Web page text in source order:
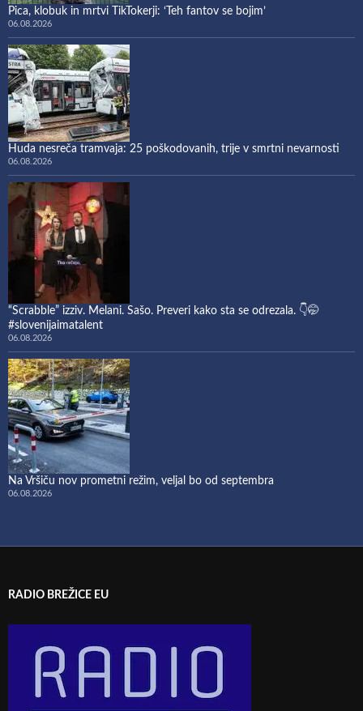
Pica, klobuk in mrtvi TikTokerji: ‘Teh fantov se bojim’
06.08.2026
Huda nesreča tramvaja: 25 poškodovanih, trije v smrtni nevarnosti
06.08.2026
“Scrabble” izziv. Melani. Sašo. Preveri kako sta se odrezala. 👇🤭
#slovenijaimatalent
06.08.2026
Na Vršiču nov prometni režim, veljal bo od septembra
06.08.2026
RADIO BREŽICE EU